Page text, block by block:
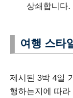
상쇄합니다.
여행 스타
제시된 3박 4일
행하는지에 따